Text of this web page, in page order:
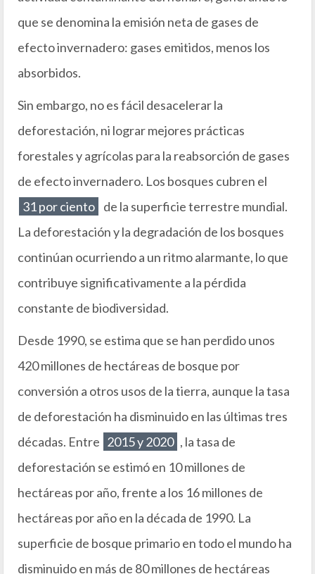
que se denomina la emisión neta de gases de
efecto invernadero: gases emitidos, menos los
absorbidos.
Sin embargo, no es fácil desacelerar la
deforestación, ni lograr mejores prácticas
forestales y agrícolas para la reabsorción de gases
de efecto invernadero. Los bosques cubren el
31 por ciento de la superficie terrestre mundial.
La deforestación y la degradación de los bosques
continúan ocurriendo a un ritmo alarmante, lo que
contribuye significativamente a la pérdida
constante de biodiversidad.
Desde 1990, se estima que se han perdido unos
420 millones de hectáreas de bosque por
conversión a otros usos de la tierra, aunque la tasa
de deforestación ha disminuido en las últimas tres
décadas. Entre 2015 y 2020 , la tasa de
deforestación se estimó en 10 millones de
hectáreas por año, frente a los 16 millones de
hectáreas por año en la década de 1990. La
superficie de bosque primario en todo el mundo ha
disminuido en más de 80 millones de hectáreas